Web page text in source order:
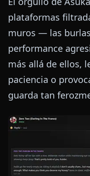
plataformas
muros — las
performance
más allá de ellos,
paciencia o
guarda tan